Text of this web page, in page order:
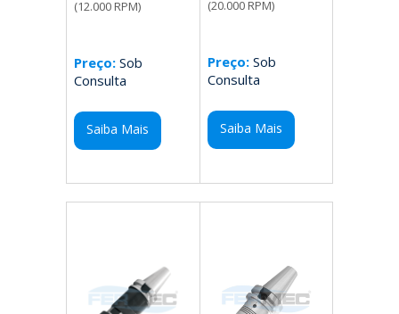
(12.000 RPM)
Preço: Sob
Consulta
Saiba Mais
(20.000 RPM)
Preço:Sob
Consulta
Saiba Mais